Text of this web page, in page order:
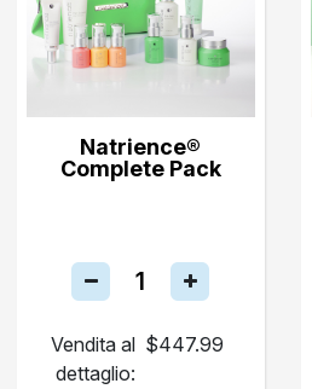
Natrience®
Complete Pack
Vendita al
dettaglio:
$447.99